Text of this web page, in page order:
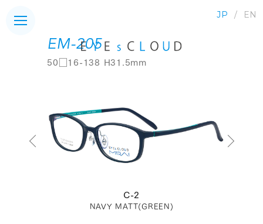
JP EN
EM-205
50□16-138 H31.5mm
C-2
NAVY MATT(GREEN)